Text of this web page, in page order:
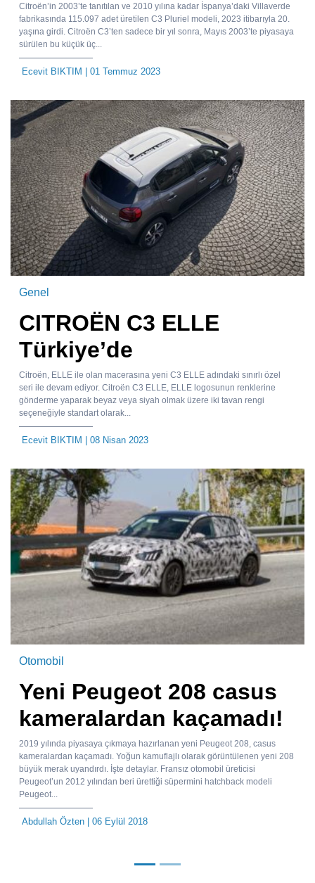
Citroën’in 2003’te tanıtılan ve 2010 yılına kadar İspanya’daki Villaverde
fabrikasında 115.097 adet üretilen C3 Pluriel modeli, 2023 itibarıyla 20.
yaşına girdi. Citroën C3’ten sadece bir yıl sonra, Mayıs 2003’te piyasaya
sürülen bu küçük üç...
Ecevit BIKTIM | 01 Temmuz 2023
Genel
CITROËN C3 ELLE
Türkiye’de
Citroën, ELLE ile olan macerasına yeni C3 ELLE adındaki sınırlı özel
seri ile devam ediyor. Citroën C3 ELLE, ELLE logosunun renklerine
gönderme yaparak beyaz veya siyah olmak üzere iki tavan rengi
seçeneğiyle standart olarak...
Ecevit BIKTIM | 08 Nisan 2023
Otomobil
Yeni Peugeot 208 casus
kameralardan kaçamadı!
2019 yılında piyasaya çıkmaya hazırlanan yeni Peugeot 208, casus
kameralardan kaçamadı. Yoğun kamuflajlı olarak görüntülenen yeni 208
büyük merak uyandırdı. İşte detaylar. Fransız otomobil üreticisi
Peugeot’un 2012 yılından beri ürettiği süpermini hatchback modeli
Peugeot...
Abdullah Özten | 06 Eylül 2018